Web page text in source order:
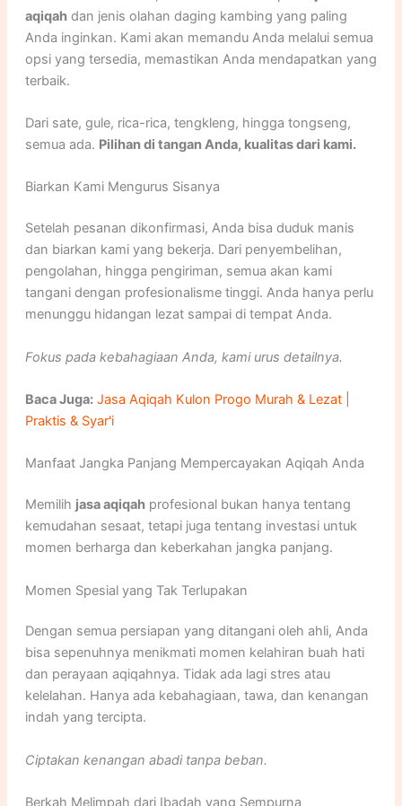
aqiqahdan jenis olahan daging kambing yang paling
Anda inginkan. Kami akan memandu Anda melalui semua
opsi yang tersedia, memastikan Anda mendapatkan yang
terbaik.
Dari sate, gule, rica-rica, tengkleng, hingga tongseng,
semua ada. Pilihan di tangan Anda, kualitas dari kami.
Biarkan Kami Mengurus Sisanya
Setelah pesanan dikonfirmasi, Anda bisa duduk manis
dan biarkan kami yang bekerja. Dari penyembelihan,
pengolahan, hingga pengiriman, semua akan kami
tangani dengan profesionalisme tinggi. Anda hanya perlu
menunggu hidangan lezat sampai di tempat Anda.
Fokus pada kebahagiaan Anda, kami urus detailnya.
Baca Juga: Jasa Aqiqah Kulon Progo Murah & Lezat |
Praktis & Syar'i
Manfaat Jangka Panjang Mempercayakan Aqiqah Anda
Memilih jasa aqiqahprofesional bukan hanya tentang
kemudahan sesaat, tetapi juga tentang investasi untuk
momen berharga dan keberkahan jangka panjang.
Momen Spesial yang Tak Terlupakan
Dengan semua persiapan yang ditangani oleh ahli, Anda
bisa sepenuhnya menikmati momen kelahiran buah hati
dan perayaan aqiqahnya. Tidak ada lagi stres atau
kelelahan. Hanya ada kebahagiaan, tawa, dan kenangan
indah yang tercipta.
Ciptakan kenangan abadi tanpa beban.
Berkah Melimpah dari Ibadah yang Sempurna